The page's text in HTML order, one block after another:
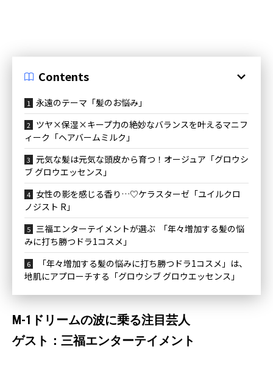
Contents
永遠のテーマ「髪のお悩み」
ツヤ×保湿×キープ力の絶妙なバランスを叶えるマニフ
ィーク「ヘアバームミルク」
元気な髪は元気な頭皮から育つ！オージュア「グロウシ
ブ グロウエッセンス」
女性の影を感じる香り…♡ケラスターゼ「ユイルクロ
ノジスト R」
三福エンターテイメントが選ぶ 「年々増加する髪の悩
みに打ち勝つドラ1コスメ」
「年々増加する髪の悩みに打ち勝つドラ1コスメ」は、
地肌にアプローチする「グロウシブ グロウエッセンス」
M-1ドリームの波に乗る注目芸人
ゲスト：三福エンターテイメント